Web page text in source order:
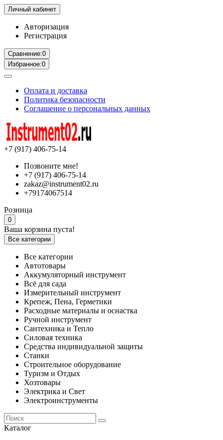
Личный кабинет
Авторизация
Регистрация
Сравнение:0
Избранное:0
Оплата и доставка
Политика безопасности
Соглашение о персональных данных
+7 (917) 406-75-14
Позвоните мне!
+7 (917) 406-75-14
zakaz@instrument02.ru
+79174067514
Розница
0
Ваша корзина пуста!
Все категории
Все категории
Автотовары
Аккумуляторный инструмент
Всё для сада
Измерительный инструмент
Крепеж, Пена, Герметики
Расходные материалы и оснастка
Ручной инструмент
Сантехника и Тепло
Силовая техника
Средства индивидуальной защиты
Станки
Строительное оборудование
Туризм и Отдых
Хозтовары
Электрика и Свет
Электроинструменты
Каталог